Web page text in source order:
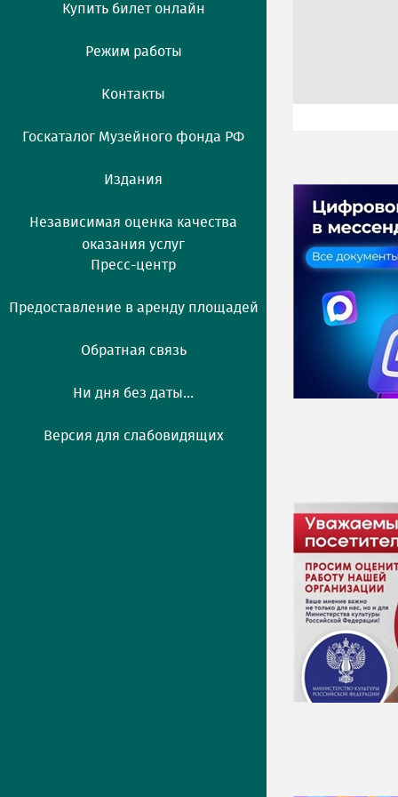
Купить билет онлайн
Режим работы
Контакты
Госкаталог Музейного фонда РФ
Издания
Независимая оценка качества
оказания услуг
Пресс-центр
Предоставление в аренду площадей
Обратная связь
Ни дня без даты...
Версия для слабовидящих